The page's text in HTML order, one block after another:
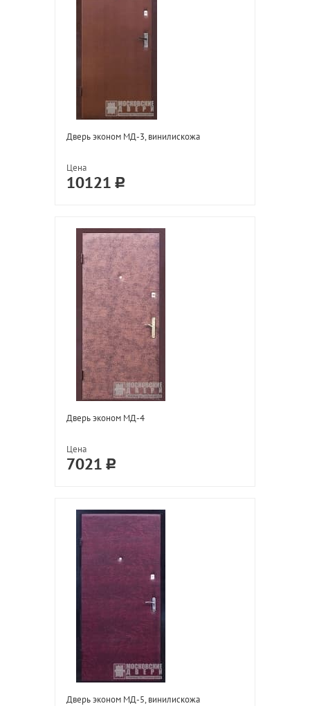
Дверь эконом МД-3, винилискожа
Цена
10121
Дверь эконом МД-4
Цена
7021
Дверь эконом МД-5, винилискожа